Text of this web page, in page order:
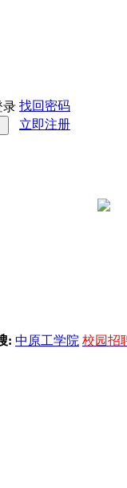
录 找回密码
立即注册
: 中原工学院 校园招